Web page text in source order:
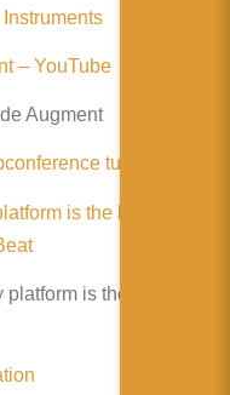
– YouTube
Augment
tutorial
is the killer app
is the killer app